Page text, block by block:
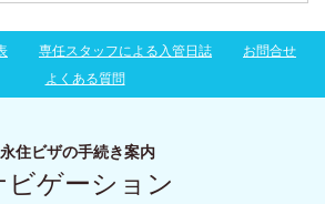
専任スタッフによる入管日誌
お問合せ
よくある質問
住ビザの手続き案内
ビゲーション